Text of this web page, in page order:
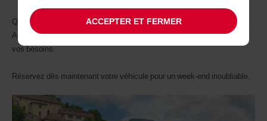
Que ce soit pour un week-end romantique en ville ou un séjour détente,
Avis vous ouvre les routes avec un large choix de véhicule adaptés à
vos besoins.
Réservez dès maintenant votre véhicule pour un week-end inoubliable.
ACCEPTER ET FERMER